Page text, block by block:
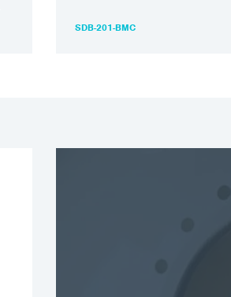
amely…
SDB-201-BMC